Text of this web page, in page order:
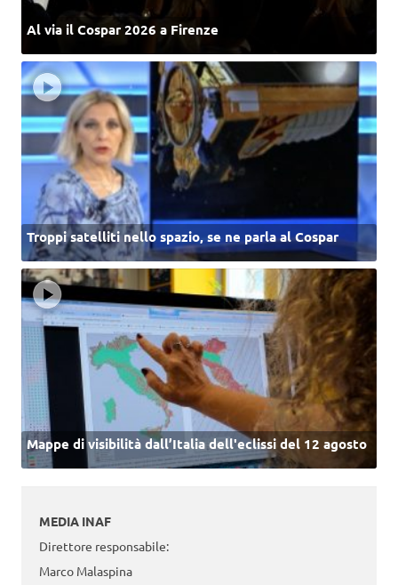
Al via il Cospar 2026 a Firenze
Troppi satelliti nello spazio, se ne parla al Cospar
Mappe di visibilità dall’Italia dell'eclissi del 12 agosto
MEDIA INAF
Direttore responsabile:
Marco Malaspina